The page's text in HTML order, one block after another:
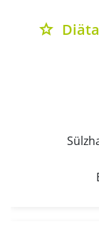
grade